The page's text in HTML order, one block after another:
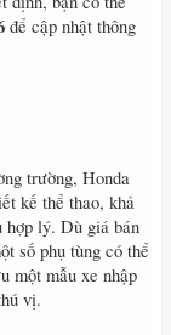
để cập nhật thông
trường, Honda
kế thể thao, khả
hợp lý. Dù giá bán
số phụ tùng có thể
một mẫu xe nhập
vị.